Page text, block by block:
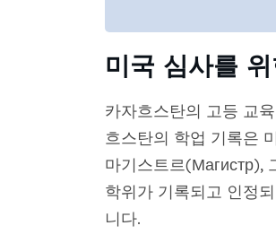
미국 심사를
카자흐스탄의 고등 교
흐스탄의 학업 기록은
마기스트르(Магистр),
학위가 기록되고 인정
니다.